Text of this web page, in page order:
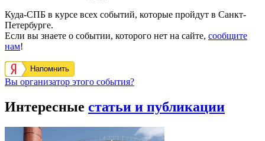
Куда-СПБ в курсе всех событий, которые пройдут в Санкт-
Петербурге.
Если вы знаете о событии, которого нет на сайте, сообщите
нам!
Напомнить
Вы организатор этого события?
Интересные статьи и публикации